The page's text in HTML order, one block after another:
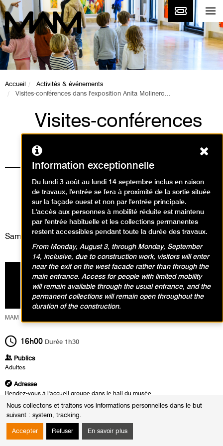
Nous collectons et traitons vos informations personnelles dans le but
suivant : system, tracking.
Accepter Refuser En savoir plus
Accueil
Activités & événements
Visites-conférences dans l'exposition Anita Molinero...
Visites-conférences
dans l'exposition
Anita Molinero
Extrudia
Visites / Visite d'exposition
temporaire
Samedi 23 juillet 2022
MAM Service Culturel
16h00 Durée 1h30
Publics
Adultes
Adresse
Rendez-vous à l'accueil groupe dans le hall du musée
Vendredi 25 mars 2022
au :
Dimanche 24 juillet 2022
mardis de 14h30 à 16h00
Information exceptionnelle
Du lundi 3 août au lundi 14 septembre inclus en raison
de travaux, l'entrée se fera à proximité de la sortie située
sur la façade ouest et non par l'entrée principale.
L'accès aux personnes à mobilité réduite est maintenu
par l'entrée habituelle et les collections permanentes
restent accessibles pendant toute la durée des travaux.
From Monday, August 3, through Monday, September
14, inclusive, due to construction work, visitors will enter
near the exit on the west facade rather than through the
main entrance. Access for people with limited mobility
will remain available through the usual entrance, and the
permanent collections will remain open throughout the
duration of the construction.